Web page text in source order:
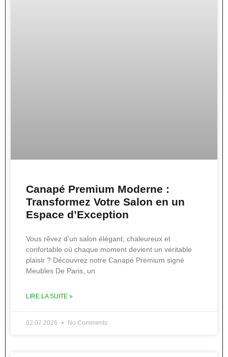
Canapé Premium Moderne :
Transformez Votre Salon en un
Espace d’Exception
Vous rêvez d’un salon élégant, chaleureux et
confortable où chaque moment devient un véritable
plaisir ? Découvrez notre Canapé Premium signé
Meubles De Paris, un
LIRE LA SUITE »
02.07.2026 No Comments